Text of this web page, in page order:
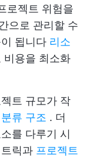
로젝트 위험을
으로 관리할 수
됩니다 리소
비용을 최소화
트 규모가 작
류 구조 . 더
를 다루기 시
릭과 프로젝트